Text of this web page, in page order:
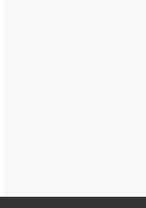
配合规划才能稳定发挥多线作战价值
氪玩家依靠日常玩法就能集齐多款基